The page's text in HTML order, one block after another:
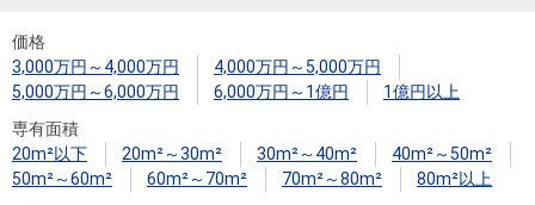
暮らしの
税金の本
（電子ブ
ック）
ド
価格
3,000万円～4,000万円
4,000万円～5,000万円
5,000万円～6,000万円
6,000万円～1億円
1億円以上
専有面積
20m²以下
20m²～30m² 30m²～40m²
40m²～50m²
50m²～60m²
60m²～70m² 70m²～80m²
80m²以上